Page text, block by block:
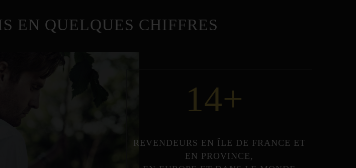
EN QUELQUES CHIFFRES
14+
REVENDEURS EN ÎLE DE FRANCE ET
EN PROVINCE,